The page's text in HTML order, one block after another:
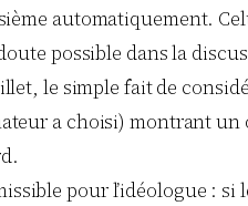
automatiquement.
possible dans la
le simple fait de
a choisi) montrant
pour l’idéologue :